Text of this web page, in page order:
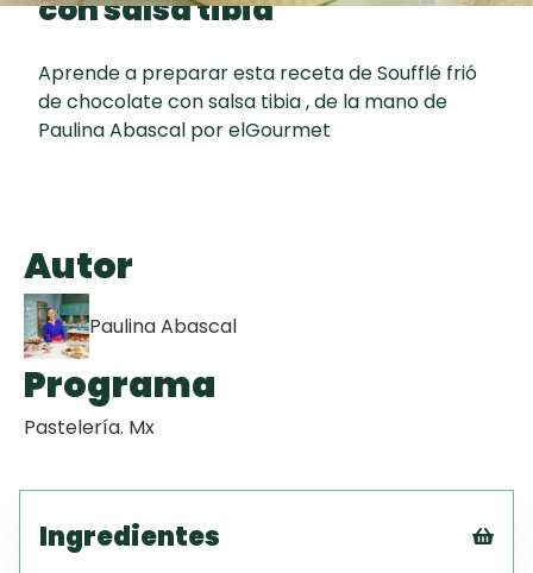
Chispas de
Chocolate
recetas
con salsa tibia
Aprende a preparar esta receta de Soufflé frió
de chocolate con salsa tibia , de la mano de
Paulina Abascal por elGourmet
Autor
Paulina Abascal
Programa
Pastelería. Mx
Ingredientes